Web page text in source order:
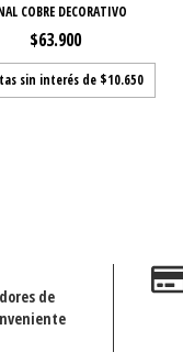
COBRE DECORATIVO
$63.900
sin interés de $10.650
de